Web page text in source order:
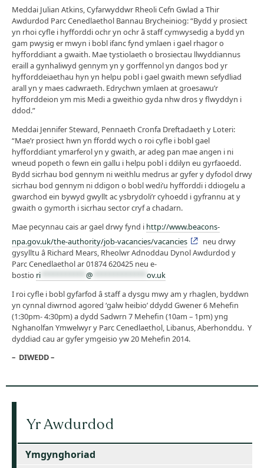
Meddai Julian Atkins, Cyfarwyddwr Rheoli Cefn Gwlad a Thir
Awdurdod Parc Cenedlaethol Bannau Brycheiniog: “Bydd y prosiect
yn rhoi cyfle i hyfforddi ochr yn ochr â staff cymwysedig a bydd yn
gam pwysig er mwyn i bobl ifanc fynd ymlaen i gael rhagor o
hyfforddiant a gwaith. Mae tystiolaeth o brosiectau llwyddiannus
eraill a gynhaliwyd gennym yn y gorffennol yn dangos bod yr
hyfforddeiaethau hyn yn helpu pobl i gael gwaith mewn sefydliad
arall yn y maes cadwraeth. Edrychwn ymlaen at groesawu’r
hyfforddeion ym mis Medi a gweithio gyda nhw dros y flwyddyn i
ddod.”
Meddai Jennifer Steward, Pennaeth Cronfa Dreftadaeth y Loteri:
“Mae’r prosiect hwn yn ffordd wych o roi cyfle i bobl gael
hyfforddiant ymarferol yn y gwaith, ar adeg pan mae angen i ni
wneud popeth o fewn ein gallu i helpu pobl i ddilyn eu gyrfaoedd.
Bydd sicrhau bod gennym ni weithlu medrus ar gyfer y dyfodol drwy
sicrhau bod gennym ni ddigon o bobl wedi’u hyfforddi i ddiogelu a
gwarchod ein bywyd gwyllt ac ysbrydoli’r cyhoedd i gyfrannu at y
gwaith o gymorth i sicrhau sector cryf a chadarn.
Mae pecynnau cais ar gael drwy fynd i http://www.beacons-
npa.gov.uk/the-authority/job-vacancies/vacancies
neu drwy
gysylltu â Richard Mears, Rheolwr Adnoddau Dynol Awdurdod y
Parc Cenedlaethol ar 01874 620425 neu e-
bostio ri @
ov.uk
I roi cyfle i bobl gyfarfod â staff a dysgu mwy am y rhaglen, byddwn
yn cynnal diwrnod agored ‘galw heibio’ ddydd Gwener 6 Mehefin
(1:30pm- 4:30pm) a dydd Sadwrn 7 Mehefin (10am – 1pm) yng
Nghanolfan Ymwelwyr y Parc Cenedlaethol, Libanus, Aberhonddu. Y
dyddiad cau ar gyfer ymgeisio yw 20 Mehefin 2014.
– DIWEDD –
Yr Awdurdod
Ymgynghoriad